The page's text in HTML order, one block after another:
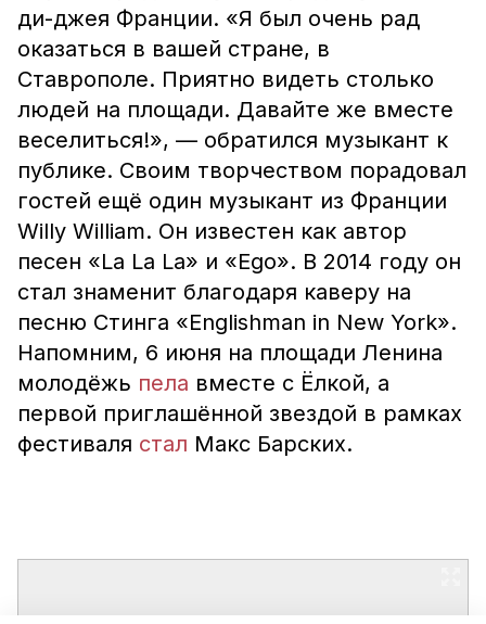
ди-джея Франции. «Я был очень рад
оказаться в вашей стране, в
Ставрополе. Приятно видеть столько
людей на площади. Давайте же вместе
веселиться!», — обратился музыкант к
публике. Своим творчеством порадовал
гостей ещё один музыкант из Франции
Willy William. Он известен как автор
песен «La La La» и «Ego». В 2014 году он
стал знаменит благодаря каверу на
песню Стинга «Englishman in New York».
Напомним, 6 июня на площади Ленина
молодёжь пела вместе с Ёлкой, а
первой приглашённой звездой в рамках
фестиваля стал Макс Барских.